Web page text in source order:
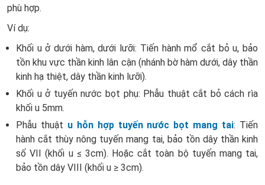
phù hợp.
Ví dụ:
Khối u ở dưới hàm, dưới lưỡi: Tiến hành mổ cắt bỏ u, bảo
tồn khu vực thần kinh lân cận (nhánh bờ hàm dưới, dây thần
kinh hạ thiệt, dây thần kinh lưỡi).
Khối u ở tuyến nước bọt phụ: Phẫu thuật cắt bỏ cách rìa
khối u 5mm.
Phẫu thuật u hỗn hợp tuyến nước bọt mang tai​: Tiến
hành cắt thùy nông tuyến mang tai, bảo tồn dây thần kinh
số VII (khối u ≤ 3cm). Hoặc cắt toàn bộ tuyến mang tai,
bảo tồn dây VIII (khối u ≥ 3cm).